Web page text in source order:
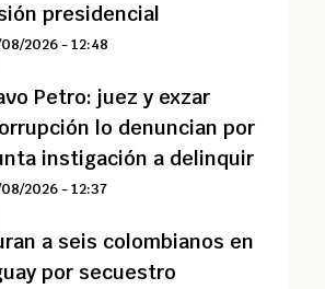
presidencial
2026 - 12:48
Petro: juez y exzar
lo denuncian por
instigación a delinquir
2026 - 12:37
a seis colombianos en
por secuestro